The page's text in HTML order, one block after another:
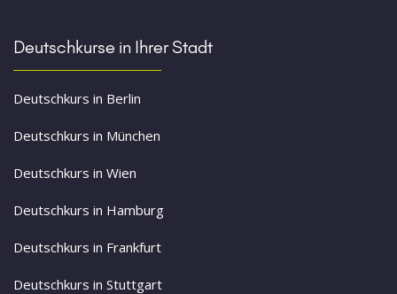
Deutschkurse in Ihrer Stadt
Deutschkurs in Berlin
Deutschkurs in München
Deutschkurs in Wien
Deutschkurs in Hamburg
Deutschkurs in Frankfurt
Deutschkurs in Stuttgart